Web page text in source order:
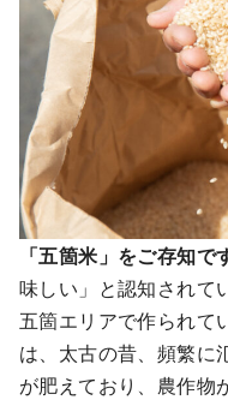
「五箇米」をご存知で
味しい」と認知されて
五箇エリアで作られて
は、太古の昔、頻繁に
が肥えており、農作物